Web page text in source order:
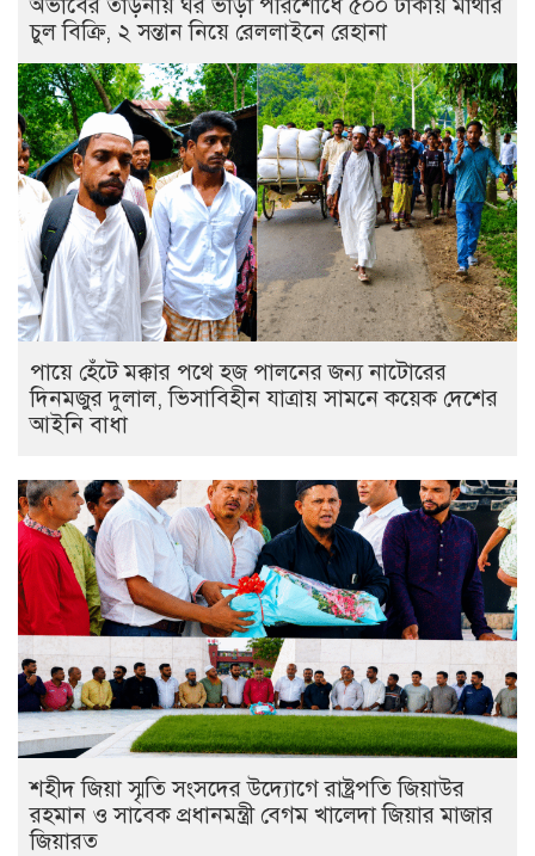
চুল বিক্রি, ২ সন্তান নিয়ে রেললাইনে রেহানা
পায়ে হেঁটে মক্কার পথে হজ পালনের জন্য নাটোরের
দিনমজুর দুলাল, ভিসাবিহীন যাত্রায় সামনে কয়েক দেশের
আইনি বাধা
শহীদ জিয়া স্মৃতি সংসদের উদ্যোগে রাষ্ট্রপতি জিয়াউর
রহমান ও সাবেক প্রধানমন্ত্রী বেগম খালেদা জিয়ার মাজার
জিয়ারত